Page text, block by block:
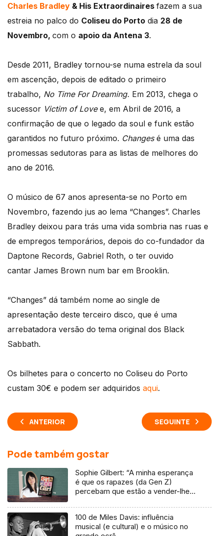
Charles Bradley & His Extraordinaires fazem a sua
estreia no palco do Coliseu do Porto dia 28 de
Novembro, com o apoio da Antena 3.
Desde 2011, Bradley tornou-se numa estrela da soul
em ascenção, depois de editado o primeiro
trabalho, No Time For Dreaming. Em 2013, chega o
sucessor Victim of Love e, em Abril de 2016, a
confirmação de que o legado da soul e funk estão
garantidos no futuro próximo. Changesé uma das
promessas sedutoras para as listas de melhores do
ano de 2016.
O músico de 67 anos apresenta-se no Porto em
Novembro, fazendo jus ao lema “Changes”. Charles
Bradley deixou para trás uma vida sombria nas ruas e
de empregos temporários, depois do co-fundador da
Daptone Records, Gabriel Roth, o ter ouvido
cantar James Brown num bar em Brooklin.
“Changes” dá também nome ao single de
apresentação deste terceiro disco, que é uma
arrebatadora versão do tema original dos Black
Sabbath.
Os bilhetes para o concerto no Coliseu do Porto
custam 30€ e podem ser adquiridos aqui.
ANTERIOR SEGUINTE
Pode também gostar
Sophie Gilbert: “A minha esperança
é que os rapazes (da Gen Z)
percebam que estão a vender-lhes
100 de Miles Davis: influência
musical (e cultural) e o músico no